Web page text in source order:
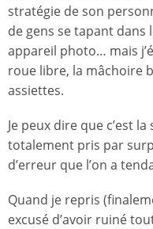
stratégie de son
de gens se tapant
appareil photo… mais
roue libre, la mâchoire
assiettes.
Je peux dire que c’est
totalement pris par
d’erreur que l’on a
Quand je repris
excusé d’avoir ruiné